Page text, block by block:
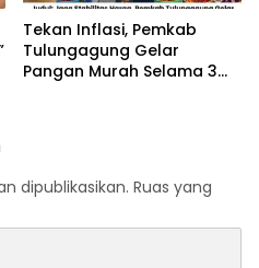
Tekan Inflasi, Pemkab
Tulungagung Gelar
Pangan Murah Selama 3
dipublikasikan. Ruas yang